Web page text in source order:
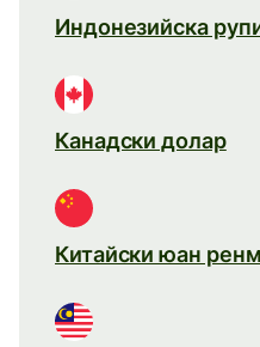
Индонезийска
Канадски долар
Китайски юан